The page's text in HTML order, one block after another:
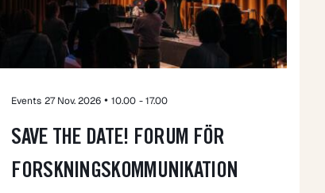
Events 27 Nov. 2026 •10.00 - 17.00
SAVE THE DATE! FORUM FÖR
FORSKNINGSKOMMUNIKATION